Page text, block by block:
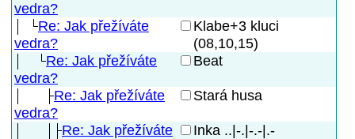
vedra?
Re: Jak přežíváte
vedra?
Klabe+3 kluci
(08,10,15)
Re: Jak přežíváte
vedra?
Beat
Re: Jak přežíváte
vedra?
Stará husa
Re: Jak přežíváte
Inka ..|-.|-.-|.-